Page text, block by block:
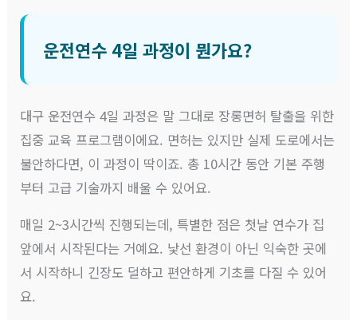
운전연수 4일 과정이 뭔가요?
대구 운전연수 4일 과정은 말 그대로 장롱면허 탈출을 위한
집중 교육 프로그램이에요. 면허는 있지만 실제 도로에서는
불안하다면, 이 과정이 딱이죠. 총 10시간 동안 기본 주행
부터 고급 기술까지 배울 수 있어요.
매일 2~3시간씩 진행되는데, 특별한 점은 첫날 연수가 집
앞에서 시작된다는 거예요. 낯선 환경이 아닌 익숙한 곳에
서 시작하니 긴장도 덜하고 편안하게 기초를 다질 수 있어
요.